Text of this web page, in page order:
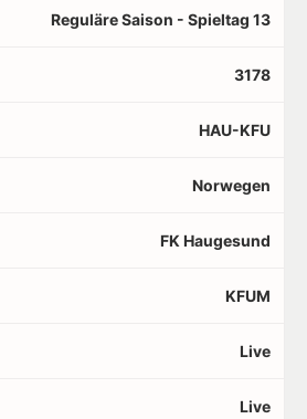
Reguläre Saison - Spieltag 13
3178
HAU-KFU
Norwegen
FK Haugesund
KFUM
Live
Live